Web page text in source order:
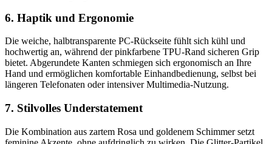
6. Haptik und Ergonomie
Die weiche, halbtransparente PC‑Rückseite fühlt sich kühl und
hochwertig an, während der pinkfarbene TPU‑Rand sicheren Grip
bietet. Abgerundete Kanten schmiegen sich ergonomisch an Ihre
Hand und ermöglichen komfortable Einhandbedienung, selbst bei
längeren Telefonaten oder intensiver Multimedia‑Nutzung.
7. Stilvolles Understatement
Die Kombination aus zartem Rosa und goldenem Schimmer setzt